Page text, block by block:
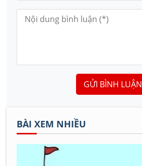
GỬI BÌNH LUẬN
BÀI XEM NHIỀU